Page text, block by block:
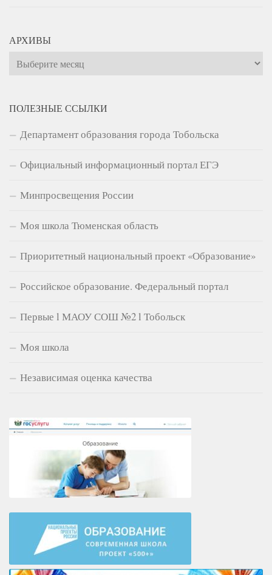
АРХИВЫ
Архивы
ПОЛЕЗНЫЕ ССЫЛКИ
Департамент образования города Тобольска
Официальный информационный портал ЕГЭ
Минпросвещения России
Моя школа Тюменская область
Приоритетный национальный проект «Образование»
Российское образование. Федеральный портал
Первые l МАОУ СОШ №2 l Тобольск
Моя школа
Независимая оценка качества